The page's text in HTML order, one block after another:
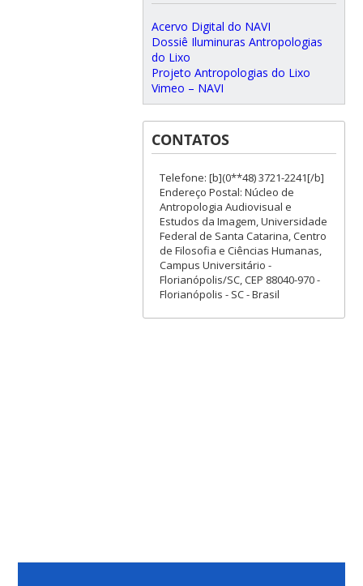
Acervo Digital do NAVI
Dossiê Iluminuras Antropologias
do Lixo
Projeto Antropologias do Lixo
Vimeo – NAVI
CONTATOS
Telefone: [b](0**48) 3721-2241[/b]
Endereço Postal: Núcleo de
Antropologia Audiovisual e
Estudos da Imagem, Universidade
Federal de Santa Catarina, Centro
de Filosofia e Ciências Humanas,
Campus Universitário -
Florianópolis/SC, CEP 88040-970 -
Florianópolis - SC - Brasil